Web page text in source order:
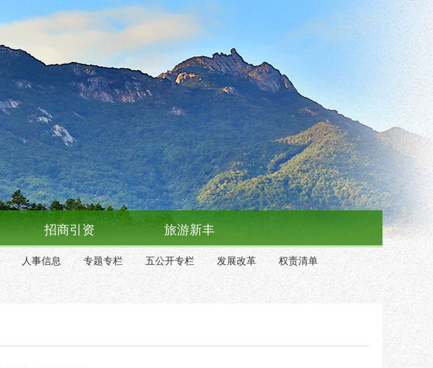
招商引资 旅游新丰
人事信息 专题专栏 五公开专栏 发展改革 权责清单